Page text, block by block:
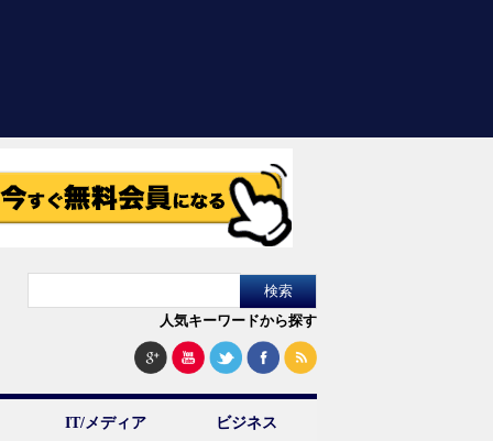
人気キーワードから探す
IT/メディア ビジネス